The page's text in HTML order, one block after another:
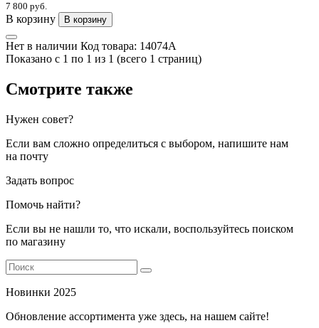
7 800 руб.
В корзину В корзину
Нет в наличии Код товара: 14074A
Показано с 1 по 1 из 1 (всего 1 страниц)
Смотрите также
Нужен совет?
Если вам сложно определиться с выбором, напишите нам
на почту
Задать вопрос
Помочь найти?
Если вы не нашли то, что искали, воспользуйтесь поиском
по магазину
Новинки 2025
Обновление ассортимента уже здесь, на нашем сайте!